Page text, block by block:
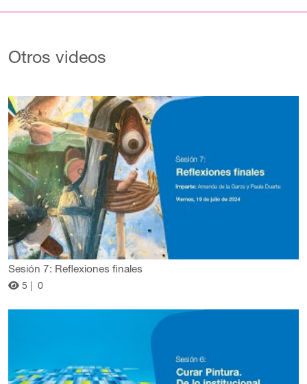
Otros videos
Sesión 7: Reflexiones finales
5 | 0